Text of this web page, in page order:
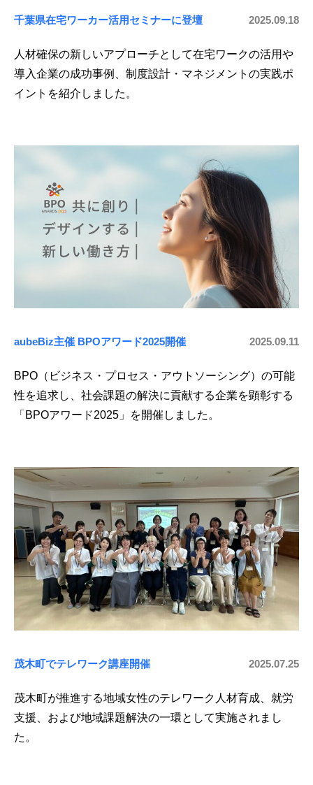
千葉県在宅ワーカー活用セミナーに登壇 2025.09.18
人材確保の新しいアプローチとして在宅ワークの活用や
導入企業の成功事例、制度設計・マネジメントの実践ポ
イントを紹介しました。
aubeBiz主催 BPOアワード2025開催 2025.09.11
BPO（ビジネス・プロセス・アウトソーシング）の可能
性を追求し、社会課題の解決に貢献する企業を顕彰する
「BPOアワード2025」を開催しました。
茂木町でテレワーク講座開催 2025.07.25
茂木町が推進する地域女性のテレワーク人材育成、就労
支援、および地域課題解決の一環として実施されまし
た。